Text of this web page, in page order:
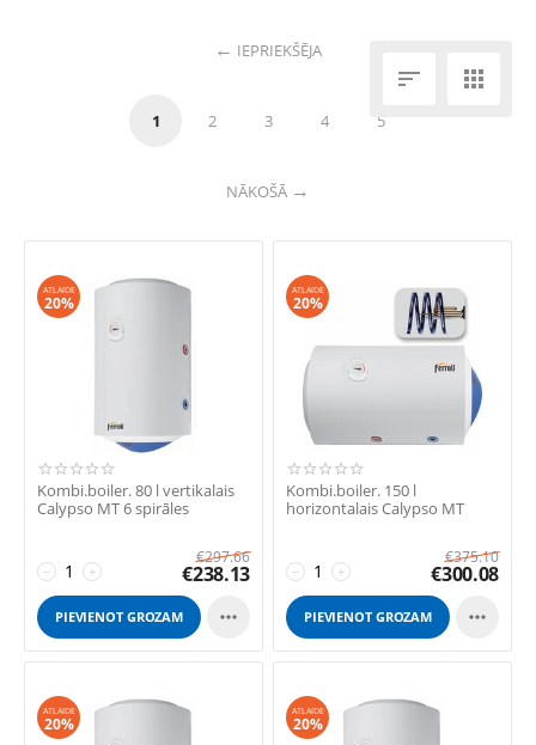
IEPRIEKŠĒJA
1 2 3 4 5
NĀKOŠĀ
 
ATLAIDE
20%
Kombi.boiler. 80 l vertikalais
Calypso MT 6 spirāles
+
−
€297.66
€238.13
PIEVIENOT GROZAM 
ATLAIDE
20%
Kombi.boiler. 150 l
horizontalais Calypso MT
+
−
€375.10
€300.08
PIEVIENOT GROZAM 
ATLAIDE
20%
ATLAIDE
20%